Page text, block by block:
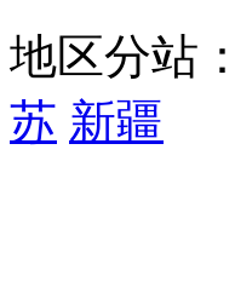
地区分站：
苏 新疆